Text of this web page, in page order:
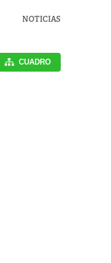
NOTICIAS
CUADRO